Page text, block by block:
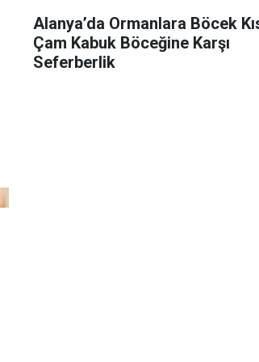
Alanya’da Ormanlara Böcek
Çam Kabuk Böceğine Karşı
Seferberlik